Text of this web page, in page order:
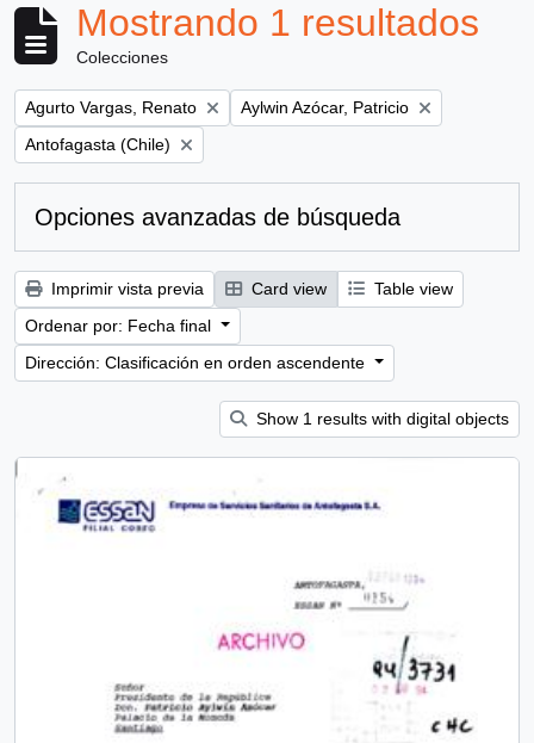
Mostrando 1 resultados
Colecciones
Remove filter:
Agurto Vargas, Renato Remove filter:
Aylwin Azócar, Patricio
Remove filter:
Antofagasta (Chile)
Opciones avanzadas de búsqueda
Imprimir vista previa Card view
Table view
Ordenar por: Fecha final
Dirección: Clasificación en orden ascendente
Show 1 results with digital objects